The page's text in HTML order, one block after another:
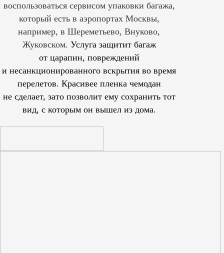
воспользоваться сервисом упаковки багажа,
который есть в аэропортах Москвы,
например, в Шереметьево, Внуково,
Жуковском. Услуга защитит багаж
от царапин, повреждений
и несанкционированного вскрытия во время
перелетов. Красивее пленка чемодан
не сделает, зато позволит ему сохранить тот
вид, с которым он вышел из дома.